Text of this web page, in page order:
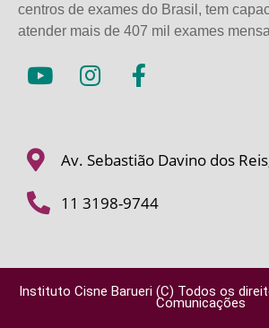
centros de exames do Brasil, tem
atender mais de 407 mil exames
Av. Sebastião Davino dos
11 3198-9744
Instituto Cisne Barueri (C) Todos os
Comunicações